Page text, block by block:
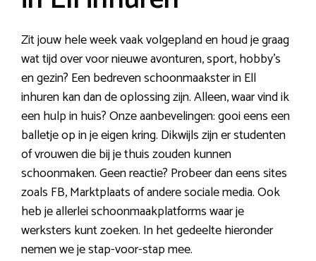
Zit jouw hele week vaak volgepland en houd je graag
wat tijd over voor nieuwe avonturen, sport, hobby’s
en gezin? Een bedreven schoonmaakster in Ell
inhuren kan dan de oplossing zijn. Alleen, waar vind ik
een hulp in huis? Onze aanbevelingen: gooi eens een
balletje op in je eigen kring. Dikwijls zijn er studenten
of vrouwen die bij je thuis zouden kunnen
schoonmaken. Geen reactie? Probeer dan eens sites
zoals FB, Marktplaats of andere sociale media. Ook
heb je allerlei schoonmaakplatforms waar je
werksters kunt zoeken. In het gedeelte hieronder
nemen we je stap-voor-stap mee.